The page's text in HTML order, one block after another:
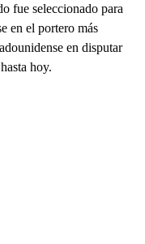
fue seleccionado para
en el portero más
en disputar
hoy.